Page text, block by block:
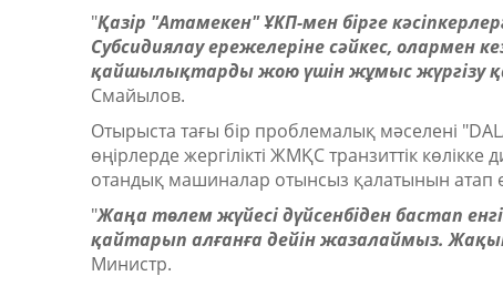
"Қазір "Атамекен" ҰКП-мен бірге
Субсидиялау ережелеріне сәйкес, олармен
қайшылықтарды жою үшін жұмыс жүргізу
Смайылов.
Отырыста тағы бір проблемалық мәселені
өңірлерде жергілікті ЖМҚС транзиттік
отандық машиналар отынсыз қалатынын атап
"Жаңа төлем жүйесі дүйсенбіден бастап
қайтарып алғанға дейін жазалаймыз.
Министр.